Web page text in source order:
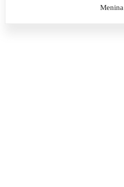
Menina